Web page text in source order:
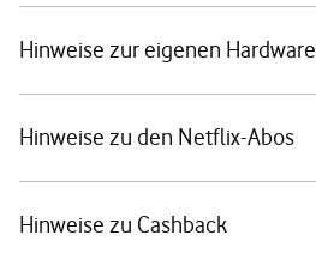
Hinweise zur eigenen Hardware
Hinweise zu den Netflix-Abos
Hinweise zu Cashback